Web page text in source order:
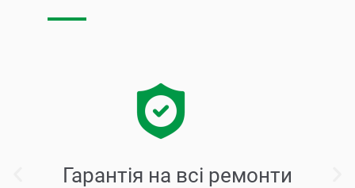
Гарантія на всі ремонти